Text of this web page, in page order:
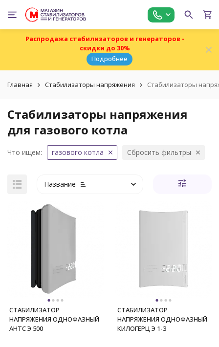
Распродажа стабилизаторов и генераторов -
скидки до 30%
Подробнее
Главная Стабилизаторы напряжения Стабилизаторы
Стабилизаторы напряжения
для газового котла
Что ищем: газового котла Сбросить фильтры
Название
СТАБИЛИЗАТОР
НАПРЯЖЕНИЯ ОДНОФАЗНЫЙ
АНТС Э 500
СТАБИЛИЗАТОР
НАПРЯЖЕНИЯ ОДНОФАЗНЫЙ
КИЛОГЕРЦ Э 1-3